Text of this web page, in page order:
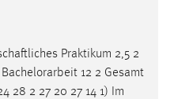
Praktikum 2,5 2
Bachelorarbeit 12 2 Gesamt
28 2 27 20 27 14 1) Im